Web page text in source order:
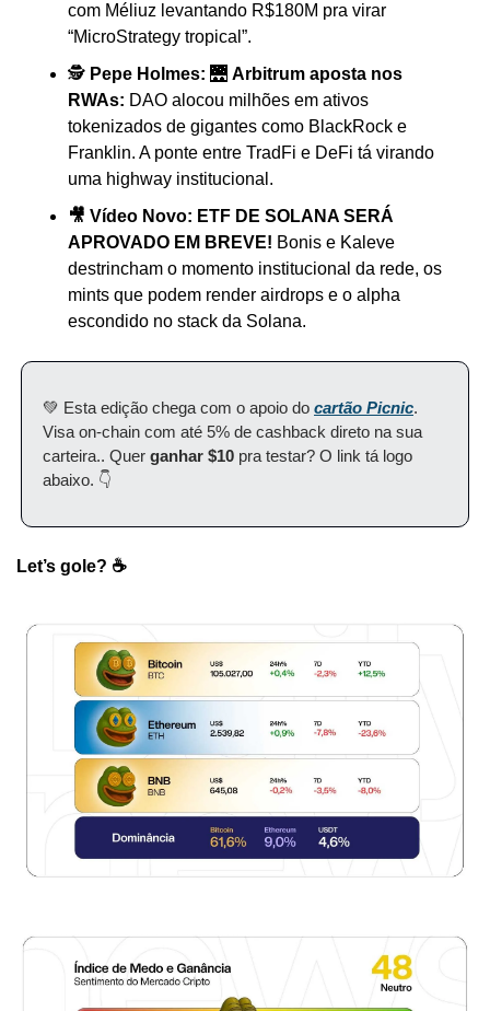
com Méliuz levantando R$180M pra virar
“MicroStrategy tropical”.
🕵️ Pepe Holmes: 🌉 Arbitrum aposta nos
RWAs: DAO alocou milhões em ativos
tokenizados de gigantes como BlackRock e
Franklin. A ponte entre TradFi e DeFi tá virando
uma highway institucional.
🎥 Vídeo Novo: ETF DE SOLANA SERÁ
APROVADO EM BREVE! Bonis e Kaleve
destrincham o momento institucional da rede, os
mints que podem render airdrops e o alpha
escondido no stack da Solana.
💚 Esta edição chega com o apoio do cartão Picnic.
Visa on-chain com até 5% de cashback direto na sua
carteira.. Quer ganhar $10 pra testar? O link tá logo
abaixo. 👇
Let’s gole? ☕️